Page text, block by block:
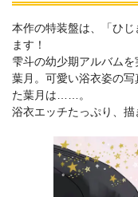
本作の特装盤は、「ひ
ます！
雫斗の幼少期アルバム
葉月。可愛い浴衣姿の
た葉月は……。
浴衣エッチたっぷり、描